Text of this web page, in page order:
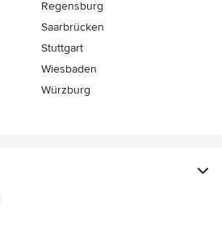
Regensburg
Saarbrücken
Stuttgart
Wiesbaden
Würzburg